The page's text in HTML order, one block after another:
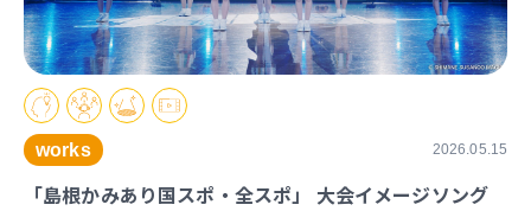
works 2026.05.15
「島根かみあり国スポ・全スポ」 大会イメージソング